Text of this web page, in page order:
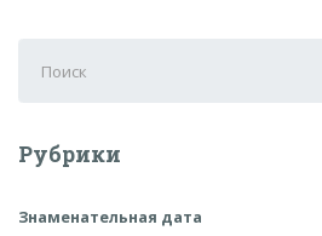
для:
Рубрики
Знаменательная дата